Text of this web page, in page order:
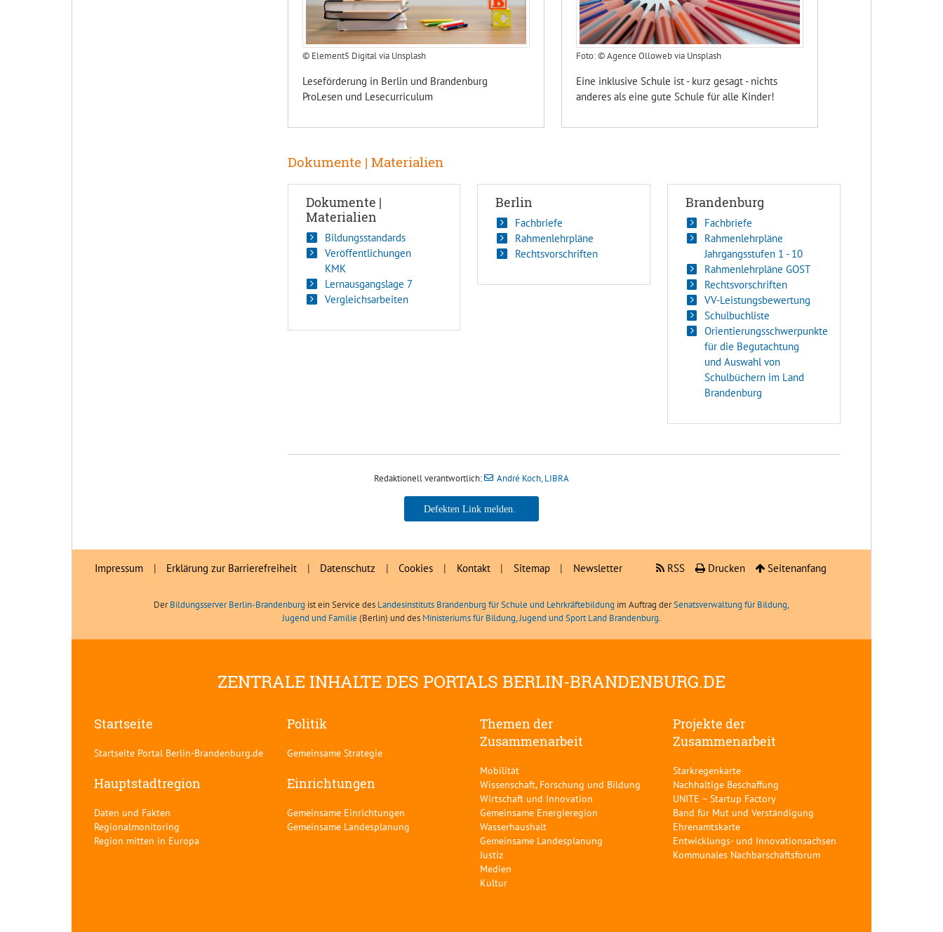
© Element5 Digital via Unsplash
Leseförderung in Berlin und Brandenburg
ProLesen und Lesecurriculum
Foto: © Agence Olloweb via Unsplash
Eine inklusive Schule ist - kurz gesagt - nichts
anderes als eine gute Schule für alle Kinder!
Dokumente | Materialien
Dokumente |
Materialien
Bildungsstandards
Veröffentlichungen
KMK
Lernausgangslage 7
Vergleichsarbeiten
Berlin
Fachbriefe
Rahmenlehrpläne
Rechtsvorschriften
Brandenburg
Fachbriefe
Rahmenlehrpläne
Jahrgangsstufen 1 - 10
Rahmenlehrpläne GOST
Rechtsvorschriften
VV-Leistungsbewertung
Schulbuchliste
Orientierungsschwerpunkte
für die Begutachtung
und Auswahl von
Schulbüchern im Land
Brandenburg
Redaktionell verantwortlich: André Koch, LIBRA
André Koch, LIBRA
Impressum | Erklärung zur Barrierefreiheit | Datenschutz | Cookies | Kontakt | Sitemap | Newsletter RSS Drucken Seitenanfang
DerBildungsserver Berlin-Brandenburg ist ein Service des Landesinstituts Brandenburg für Schule und Lehrkräftebildung im Auftrag derSenatsverwaltung für Bildung,
Jugend und Familie (Berlin) und des Ministeriums für Bildung, Jugend und Sport Land Brandenburg.
ZENTRALE INHALTE DES PORTALS BERLIN-BRANDENBURG.DE
Startseite
Startseite Portal Berlin-Brandenburg.de
Hauptstadtregion
Daten und Fakten
Regionalmonitoring
Region mitten in Europa
Politik
Gemeinsame Strategie
Einrichtungen
Gemeinsame Einrichtungen
Gemeinsame Landesplanung
Themen der
Zusammenarbeit
Mobilität
Wissenschaft, Forschung und Bildung
Wirtschaft und Innovation
Gemeinsame Energieregion
Wasserhaushalt
Gemeinsame Landesplanung
Justiz
Medien
Kultur
Projekte der
Zusammenarbeit
Starkregenkarte
Nachhaltige Beschaffung
UNITE – Startup Factory
Band für Mut und Verständigung
Ehrenamtskarte
Entwicklungs- und Innovationsachsen
Kommunales Nachbarschaftsforum